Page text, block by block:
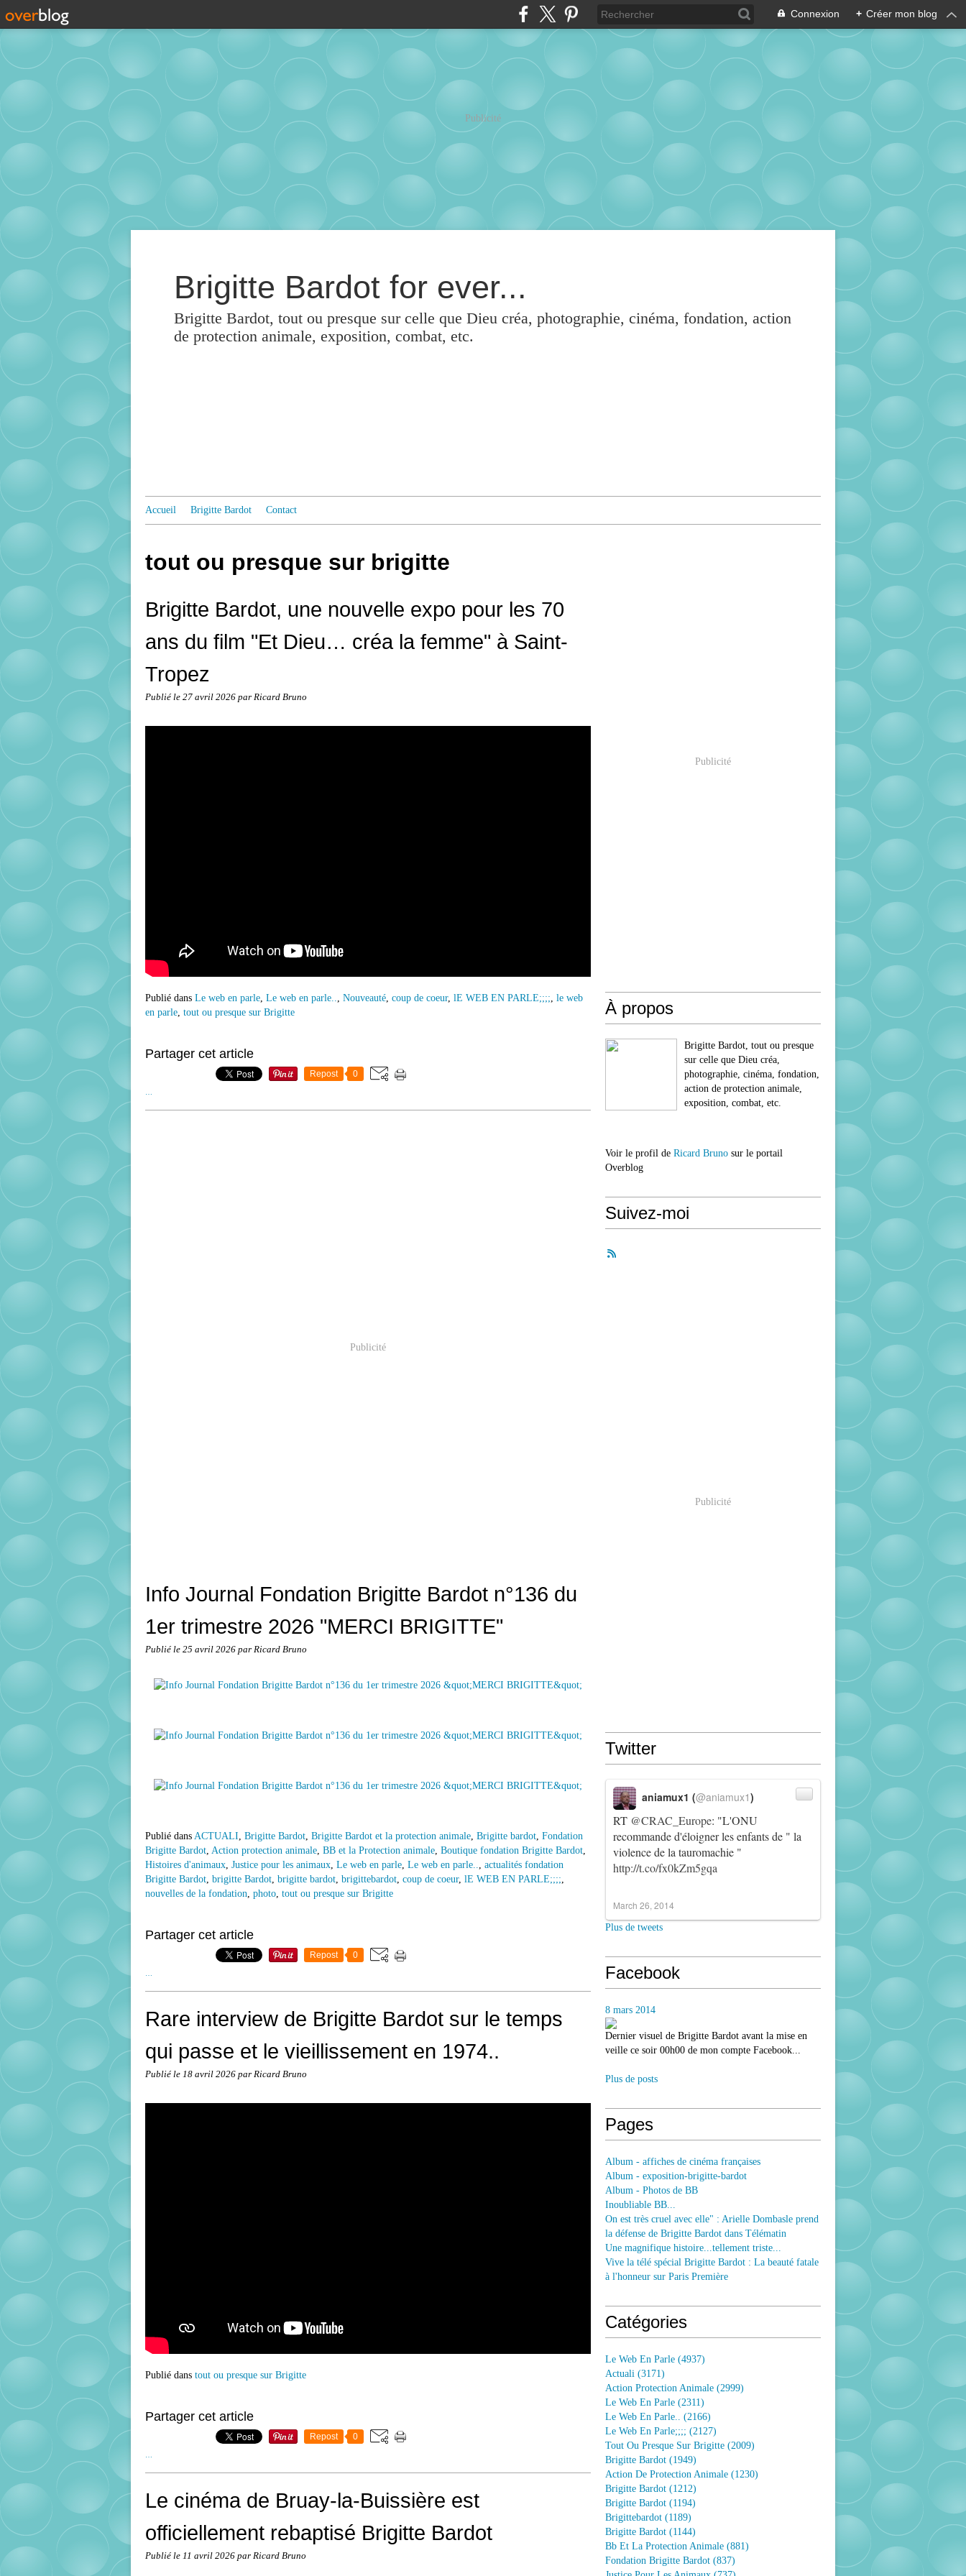
Connexion + Créer mon blog
Publicité
Brigitte Bardot for ever...
Brigitte Bardot, tout ou presque sur celle que Dieu créa, photographie, cinéma, fondation, action
de protection animale, exposition, combat, etc.
Accueil Brigitte Bardot Contact
tout ou presque sur brigitte
Brigitte Bardot, une nouvelle expo pour les 70
ans du film "Et Dieu… créa la femme" à Saint-
Tropez
Publié le 27 avril 2026 par Ricard Bruno
Publié dans Le web en parle Le web en parle.. Nouveauté coup de coeur, lE WEB EN PARLE;;;; le web
en parle tout ou presque sur Brigitte
Partager cet article
Repost 0
Publicité
Info Journal Fondation Brigitte Bardot n°136 du
1er trimestre 2026 "MERCI BRIGITTE"
Publié le 25 avril 2026 par Ricard Bruno
Publié dans ACTUALI Brigitte Bardot Brigitte Bardot et la protection animale Brigitte bardot Fondation
Brigitte Bardot Action protection animale BB et la Protection animale Boutique fondation Brigitte Bardot
Histoires d'animaux Justice pour les animaux Le web en parle Le web en parle..
actualités fondation
Brigitte Bardot brigitte Bardot brigitte bardot brigittebardot coup de coeur, lE WEB EN PARLE;;;;
nouvelles de la fondation photo tout ou presque sur Brigitte
Partager cet article
Repost 0
Rare interview de Brigitte Bardot sur le temps
qui passe et le vieillissement en 1974..
Publié le 18 avril 2026 par Ricard Bruno
Publié dans tout ou presque sur Brigitte
Partager cet article
Repost 0
Le cinéma de Bruay-la-Buissière est
officiellement rebaptisé Brigitte Bardot
Publié le 11 avril 2026 par Ricard Bruno
Publicité
À propos
Brigitte Bardot, tout ou presque
sur celle que Dieu créa,
photographie, cinéma, fondation,
action de protection animale,
exposition, combat, etc.
Voir le profil de Ricard Bruno sur le portail
Overblog
Suivez-moi
Publicité
Twitter
RT @CRAC_Europe: "L'ONU
recommande d'éloigner les enfants de " la
violence de la tauromachie "
http://t.co/fx0kZm5gqa
aniamux1 (@aniamux1)
March 26, 2014
Plus de tweets
Facebook
8 mars 2014
Dernier visuel de Brigitte Bardot avant la mise en
veille ce soir 00h00 de mon compte Facebook...
Plus de posts
Pages
Album - affiches de cinéma françaises
Album - exposition-brigitte-bardot
Album - Photos de BB
Inoubliable BB...
On est très cruel avec elle" : Arielle Dombasle prend
la défense de Brigitte Bardot dans Télématin
Une magnifique histoire...tellement triste...
Vive la télé spécial Brigitte Bardot : La beauté fatale
à l'honneur sur Paris Première
Catégories
Le Web En Parle (4937)
Actuali (3171)
Action Protection Animale (2999)
Le Web En Parle (2311)
Le Web En Parle.. (2166)
Le Web En Parle;;;; (2127)
Tout Ou Presque Sur Brigitte (2009)
Brigitte Bardot (1949)
Action De Protection Animale (1230)
Brigitte Bardot (1212)
Brigitte Bardot (1194)
Brigittebardot (1189)
Brigitte Bardot (1144)
Bb Et La Protection Animale (881)
Fondation Brigitte Bardot (837)